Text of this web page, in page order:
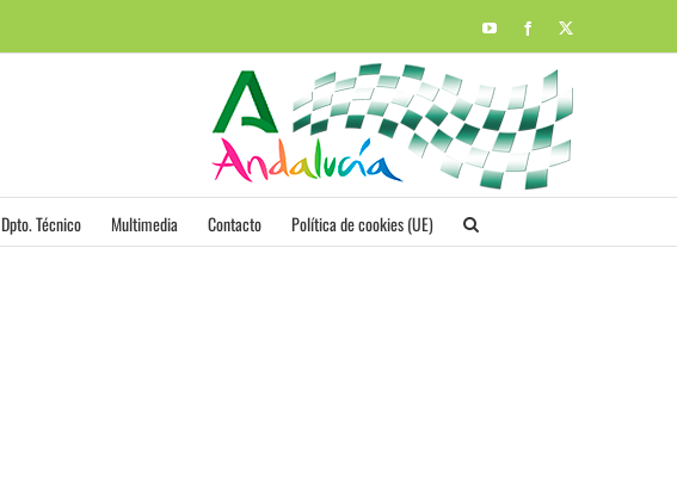
YouTubeFacebook
Dpto. Técnico Multimedia Contacto Política de cookies (UE)